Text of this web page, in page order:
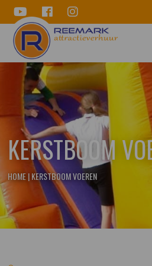
KERSTBOOM
HOME|KERSTBOOM VOEREN